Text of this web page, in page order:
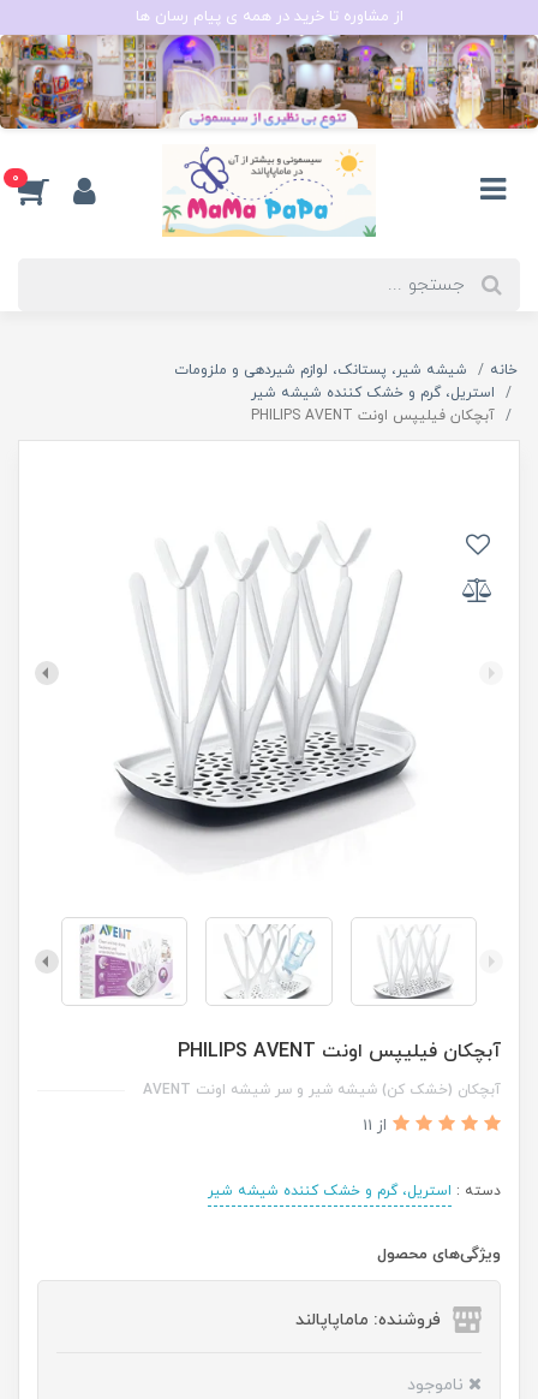
از مشاوره تا خرید در همه ی پیام رسان ها
0
خانه
شیشه شیر، پستانک، لوازم شیردهی و ملزومات
استریل، گرم و خشک کننده شیشه شیر
آبچکان فیلیپس اونت PHILIPS AVENT
آبچکان فیلیپس اونت PHILIPS AVENT
آبچکان (خشک کن) شیشه شیر و سر شیشه اونت AVENT
از 11
دسته : استریل، گرم و خشک کننده شیشه شیر
ویژگی‌های محصول
فروشنده: ماماپاپالند
ناموجود